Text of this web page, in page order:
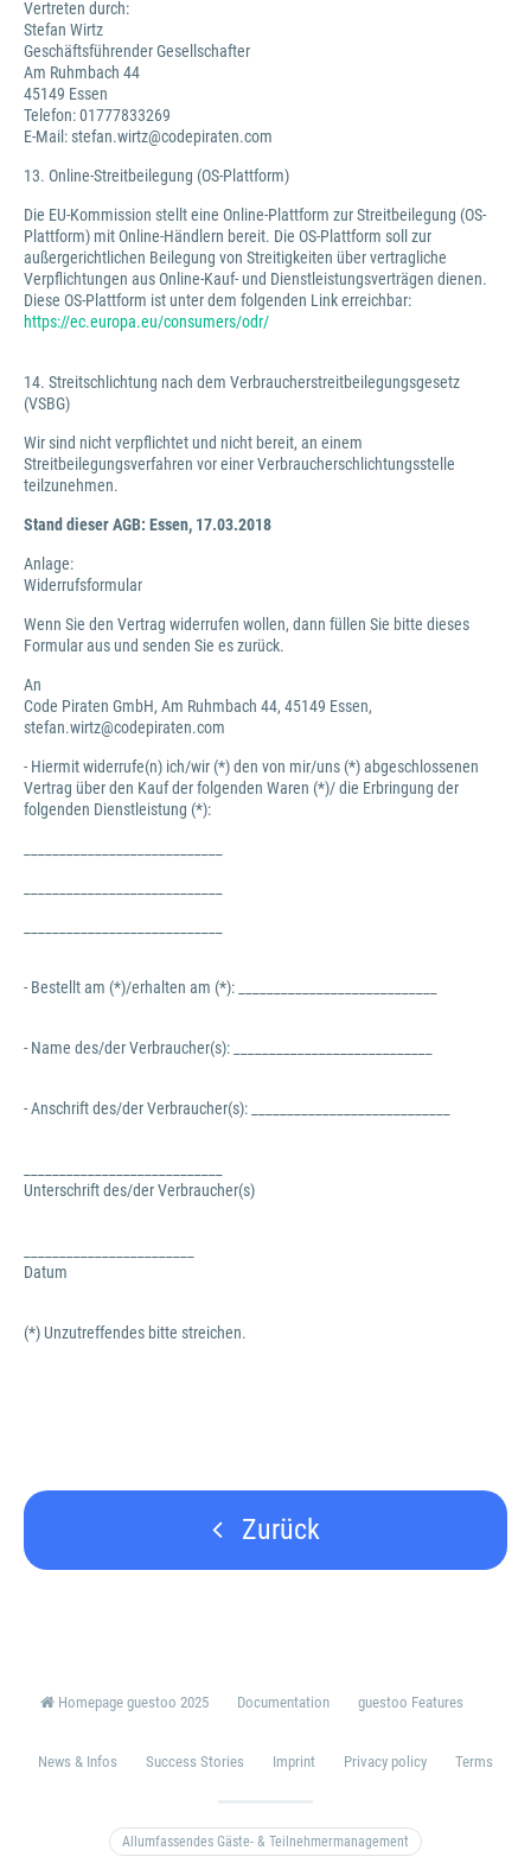
Vertreten durch:
Stefan Wirtz
Geschäftsführender Gesellschafter
Am Ruhmbach 44
45149 Essen
Telefon: 01777833269
E-Mail: stefan.wirtz@codepiraten.com
13. Online-Streitbeilegung (OS-Plattform)
Die EU-Kommission stellt eine Online-Plattform zur Streitbeilegung (OS-
Plattform) mit Online-Händlern bereit. Die OS-Plattform soll zur
außergerichtlichen Beilegung von Streitigkeiten über vertragliche
Verpflichtungen aus Online-Kauf- und Dienstleistungsverträgen dienen.
Diese OS-Plattform ist unter dem folgenden Link erreichbar:
https://ec.europa.eu/consumers/odr/
14. Streitschlichtung nach dem Verbraucherstreitbeilegungsgesetz
(VSBG)
Wir sind nicht verpflichtet und nicht bereit, an einem
Streitbeilegungsverfahren vor einer Verbraucherschlichtungsstelle
teilzunehmen.
Stand dieser AGB: Essen, 17.03.2018
Anlage:
Widerrufsformular
Wenn Sie den Vertrag widerrufen wollen, dann füllen Sie bitte dieses
Formular aus und senden Sie es zurück.
An
Code Piraten GmbH, Am Ruhmbach 44, 45149 Essen,
stefan.wirtz@codepiraten.com
- Hiermit widerrufe(n) ich/wir (*) den von mir/uns (*) abgeschlossenen
Vertrag über den Kauf der folgenden Waren (*)/ die Erbringung der
folgenden Dienstleistung (*):
- Bestellt am (*)/erhalten am (*): ____________________________
- Name des/der Verbraucher(s): ____________________________
- Anschrift des/der Verbraucher(s): ____________________________
Unterschrift des/der Verbraucher(s)
Datum
(*) Unzutreffendes bitte streichen.
Zurück
Homepage guestoo 2025 Documentation guestoo Features
News & Infos Success Stories Imprint Privacy policy Terms
Allumfassendes Gäste- & Teilnehmermanagement